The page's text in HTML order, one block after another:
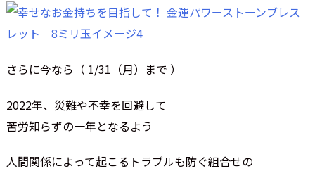
さらに今なら（ 1/31（月）まで ）
2022年、災難や不幸を回避して
苦労知らずの一年となるよう
人間関係によって起こるトラブルも防ぐ組合せの